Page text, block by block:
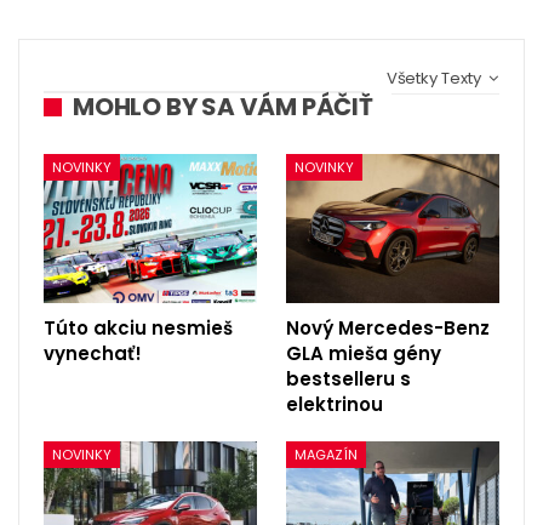
Všetky Texty
MOHLO BY SA VÁM PÁČIŤ
NOVINKY
Túto akciu nesmieš
vynechať!
NOVINKY
Nový Mercedes-Benz
GLA mieša gény
bestselleru s
elektrinou
NOVINKY MAGAZÍN